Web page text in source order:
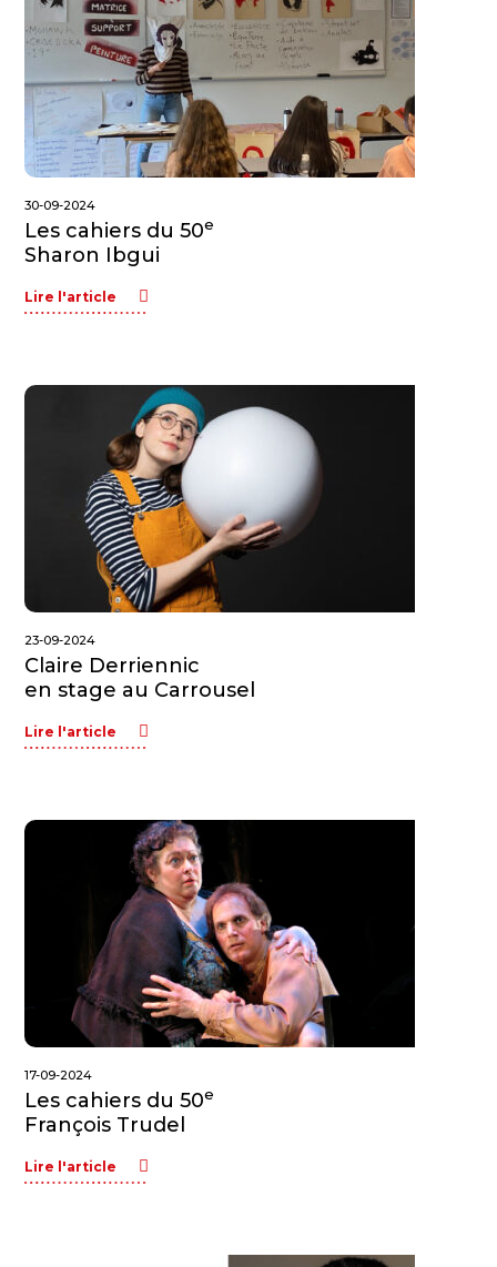
30-09-2024
Les cahiers du 50e
Sharon Ibgui
Lire l'article
23-09-2024
Claire Derriennic
en stage au Carrousel
Lire l'article
17-09-2024
Les cahiers du 50e
François Trudel
Lire l'article